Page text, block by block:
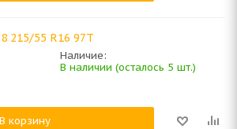
215/55 R16 97T
Наличие:
В наличии (осталось 5 шт.)
В корзину